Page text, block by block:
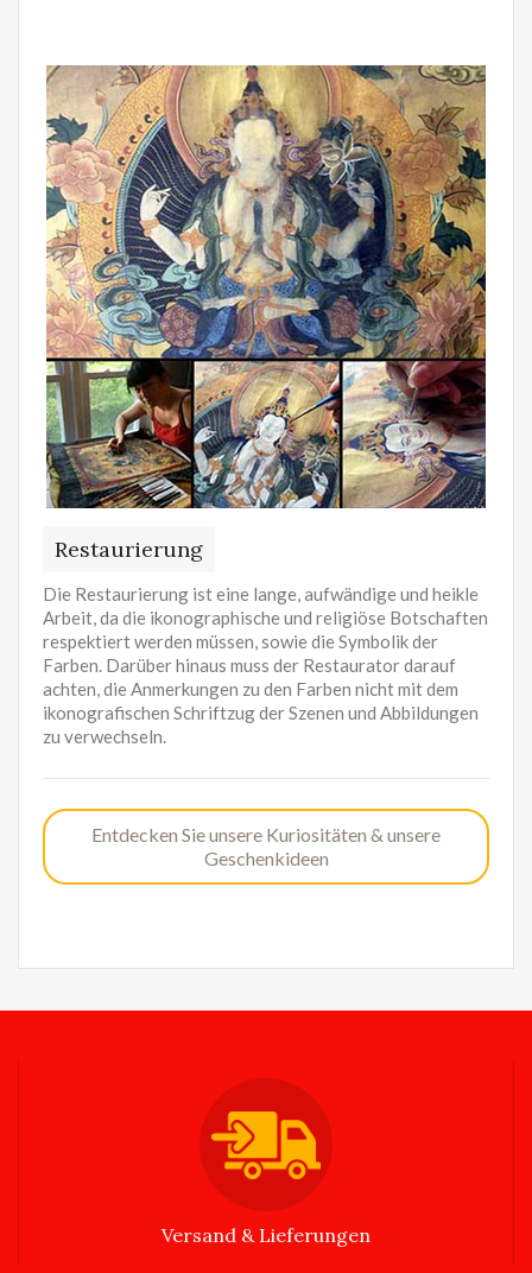
Restaurierung
Die Restaurierung ist eine lange, aufwändige und heikle
Arbeit, da die ikonographische und religiöse Botschaften
respektiert werden müssen, sowie die Symbolik der
Farben. Darüber hinaus muss der Restaurator darauf
achten, die Anmerkungen zu den Farben nicht mit dem
ikonografischen Schriftzug der Szenen und Abbildungen
zu verwechseln.
Entdecken Sie unsere Kuriositäten & unsere
Geschenkideen
Versand & Lieferungen